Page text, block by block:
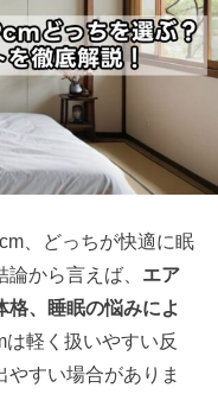
、どっちが快適に眠
から言えば、 エア
格、睡眠の悩みによ
は軽く扱いやすい反
すい場合がありま